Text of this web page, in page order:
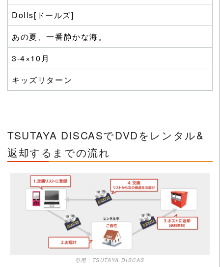
Dolls[ドールズ]
あの夏、一番静かな海。
3-4×10月
キッズリターン
TSUTAYA DISCASでDVDをレンタル&
返却するまでの流れ
引用：TSUTAYA DISCAS